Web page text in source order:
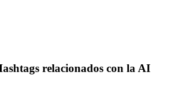
relacionados con la AI